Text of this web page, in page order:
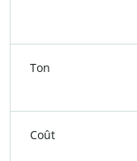
Ton
Coût